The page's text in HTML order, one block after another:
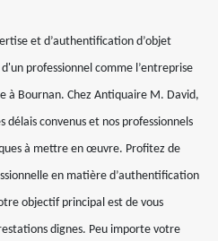
et d’authentification d’objet
professionnel comme l’entreprise
à Bournan. Chez Antiquaire M. David,
délais convenus et nos professionnels
à mettre en œuvre. Profitez de
en matière d’authentification
objectif principal est de vous
dignes. Peu importe votre